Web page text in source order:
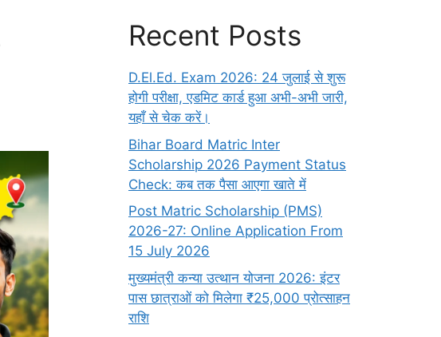
Recent Posts
D.El.Ed. Exam 2026: 24 जुलाई से शुरू
होगी परीक्षा, एडमिट कार्ड हुआ अभी-अभी जारी,
यहाँ से चेक करें।
Bihar Board Matric Inter
Scholarship 2026 Payment Status
Check: कब तक पैसा आएगा खाते में
Post Matric Scholarship (PMS)
2026-27: Online Application From
15 July 2026
मुख्यमंत्री कन्या उत्थान योजना 2026: इंटर
पास छात्राओं को मिलेगा ₹25,000 प्रोत्साहन
राशि